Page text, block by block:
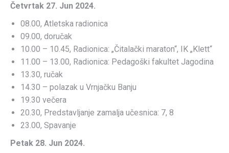
Četvrtak 27. Jun 2024.
08.00, Atletska radionica
09.00, doručak
10.00 – 10.45, Radionica: „Čitalački maraton“, IK „Klett“
11.00 – 13.00, Radionica: Pedagoški fakultet Jagodina
13.30, ručak
14.30 – polazak u Vrnjačku Banju
19.30 večera
20.30, Predstavljanje zamalja učesnica: 7, 8
23.00, Spavanje
Petak 28. Jun 2024.